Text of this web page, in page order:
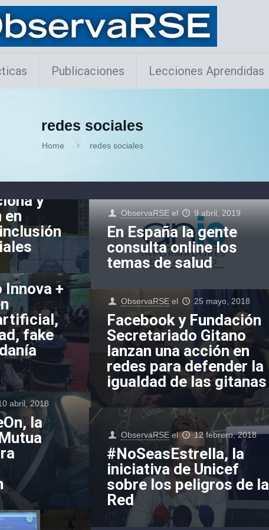
Publicaciones Lecciones Aprendidas
redes sociales
Home redes sociales
y
en
ObservaRSE el 9 abril, 2019
En España la gente
consulta online los
temas de salud
31 mayo, 2018
Innova +
fake
ObservaRSE el 25 mayo, 2018
Facebook y Fundación
Secretariado Gitano
lanzan una acción en
redes para defender la
igualdad de las gitanas
abril, 2018
la
ObservaRSE el 12 febrero, 2018
#NoSeasEstrella, la
iniciativa de Unicef
sobre los peligros de la
Red